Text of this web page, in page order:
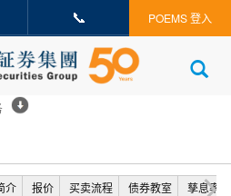
📞 POEMS 登入
介 报价 买卖流程 债券教室 孳息率